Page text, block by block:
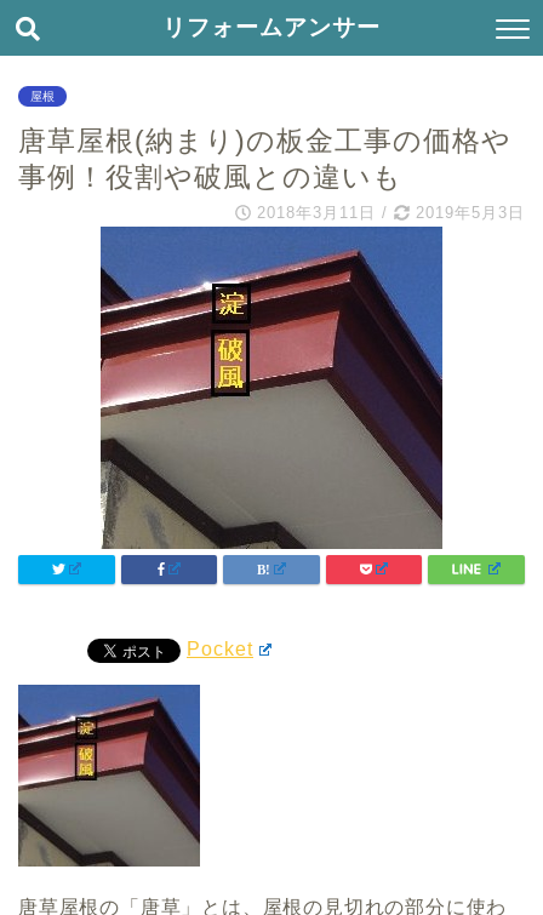
リフォームアンサー
屋根
唐草屋根(納まり)の板金工事の価格や
事例！役割や破風との違いも
2018年3月11日 / 2019年5月3日
Pocket
唐草屋根の「唐草」とは、屋根の見切れの部分に使わ